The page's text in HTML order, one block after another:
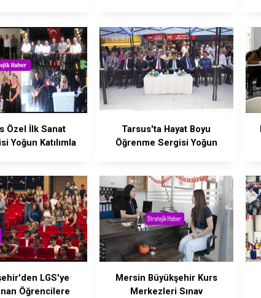
Özel İlk Sanat
Yoğun Katılımla
Tarsus'ta Hayat Boyu
Öğrenme Sergisi Yoğun
LGS'ye
Öğrencilere
Mersin Büyükşehir Kurs
Merkezleri Sınav